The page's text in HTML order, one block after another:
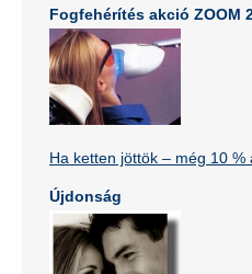
Fogfehérítés akció ZOOM
Ha ketten jöttök – még 10 %
Újdonság